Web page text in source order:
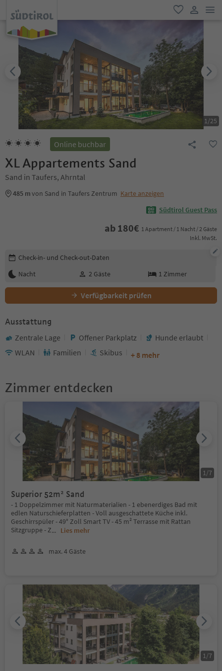
favorit
user link
1/25
Online buchbar
XL Appartements Sand
Sand in Taufers, Ahrntal
485 mvon Sand in Taufers Zentrum Karte anzeigen
Südtirol Guest Pass
ab 180€ 1 Apartment / 1 Nacht / 2 Gäste
Inkl. MwSt.
Buchungsdetails bearbeiten
Check-in- und Check-out-Daten
Nacht
2 Gäste 1 Zimmer
Verfügbarkeit prüfen
Ausstattung
Zentrale Lage Offener Parkplatz
Hunde erlaubt
WLAN
Familien Skibus + 8 mehr
Zimmer entdecken
Superior 52m² Sand
- 1 Doppelzimmer mit Naturmaterialien - 1 ebenerdiges Bad mit
edlen Naturschieferplatten - Voll ausgeschattete Küche inkl.
Geschirrspüler - 49° Zoll Smart TV - 45 m² Terrasse mit Rattan
Sitzgruppe - Z... Lies mehr
max. 4 Gäste
1 /7
1 /7